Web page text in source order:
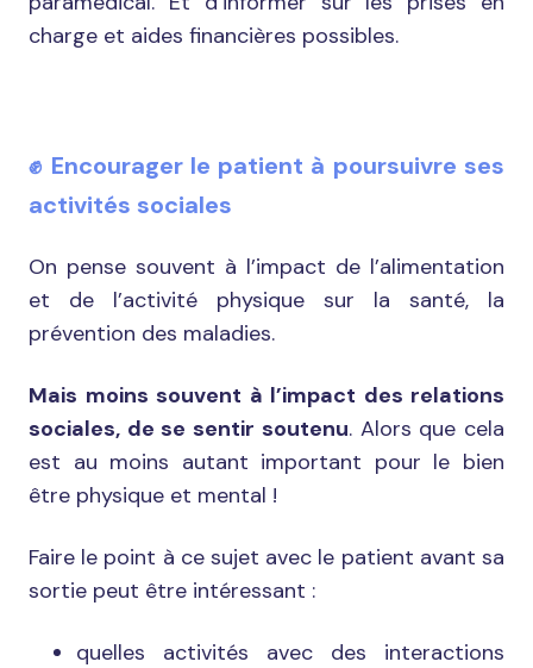
charge et aides financières possibles.
✊ Encourager le patient à poursuivre ses
activités sociales
On pense souvent à l’impact de l’alimentation
et de l’activité physique sur la santé, la
prévention des maladies.
Mais moins souvent à l’impact des relations
sociales, de se sentir soutenu. Alors que cela
est au moins autant important pour le bien
être physique et mental !
Faire le point à ce sujet avec le patient avant sa
sortie peut être intéressant :
quelles activités avec des interactions